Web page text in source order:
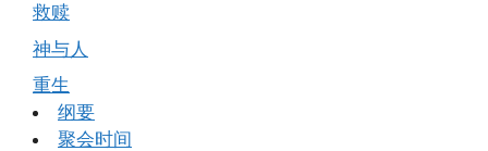
救赎
神与人
重生
纲要
聚会时间